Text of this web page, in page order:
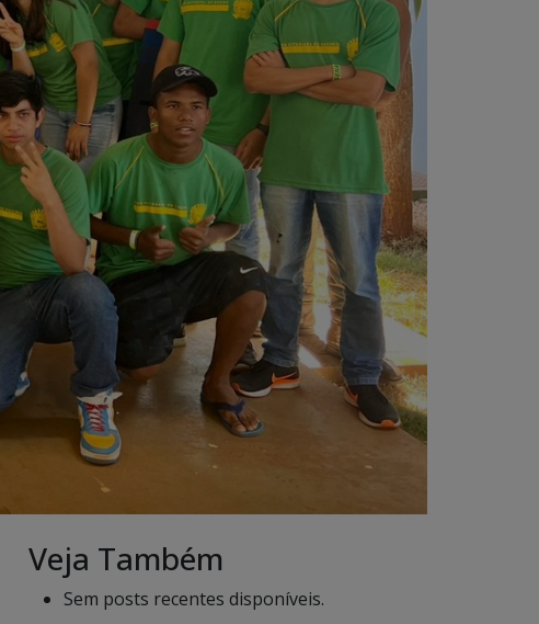
Veja Também
Sem posts recentes disponíveis.